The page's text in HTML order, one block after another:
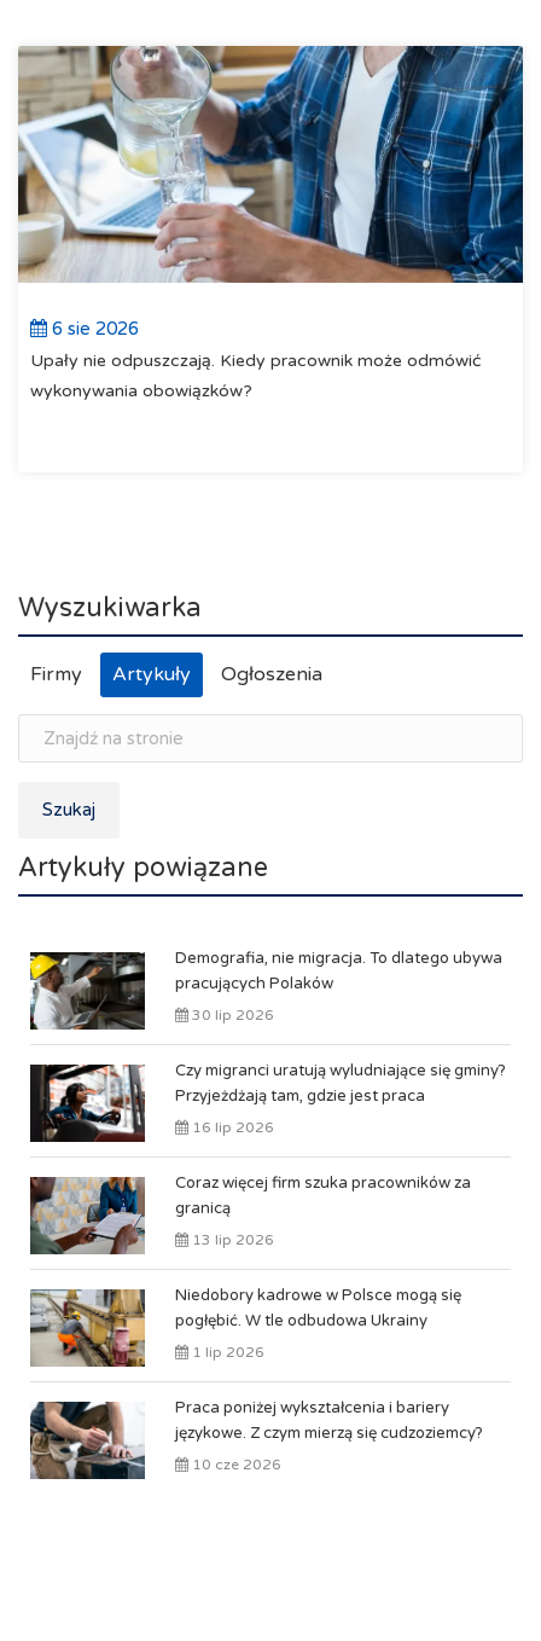
6 sie 2026
Upały nie odpuszczają. Kiedy pracownik może odmówić
wykonywania obowiązków?
Wyszukiwarka
Firmy Artykuły Ogłoszenia
Szukaj
Artykuły powiązane
Demografia, nie migracja. To dlatego ubywa
pracujących Polaków
30 lip 2026
Czy migranci uratują wyludniające się gminy?
Przyjeżdżają tam, gdzie jest praca
16 lip 2026
Coraz więcej firm szuka pracowników za
granicą
13 lip 2026
Niedobory kadrowe w Polsce mogą się
pogłębić. W tle odbudowa Ukrainy
1 lip 2026
Praca poniżej wykształcenia i bariery
językowe. Z czym mierzą się cudzoziemcy?
10 cze 2026